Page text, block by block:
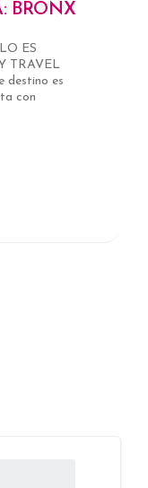
BRONX
ES
TRAVEL
destino es
con